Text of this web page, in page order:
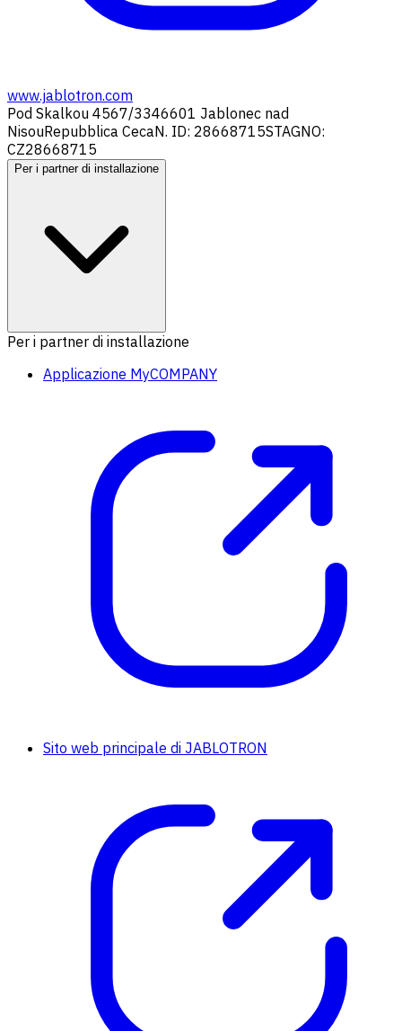
www.jablotron.com
Pod Skalkou 4567/3346601 Jablonec nad
NisouRepubblica CecaN. ID: 28668715STAGNO:
CZ28668715
Per i partner di installazione
Per i partner di installazione
Applicazione MyCOMPANY
Sito web principale di JABLOTRON